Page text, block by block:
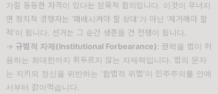
가질 동등한 자격이 있다는 암묵적 합의입니다. 이것이 무너지
면 정치적 경쟁자는 '패배시켜야 할 상대'가 아닌 '제거해야 할
적'이 됩니다. 선거는 그 순간 생존을 건 전쟁이 됩니다.
→ 규범적 자제(Institutional Forbearance): 권력을 법이 허
용하는 최대한까지 휘두르지 않는 자제력입니다. 법의 문자
는 지키되 정신을 위반하는 '합법적 위법'이 민주주의를 안에
서부터 갉아먹습니다.